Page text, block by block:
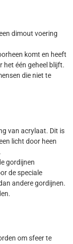
dimout voering
komt en heeft
het één geheel blijft.
die niet te
van acrylaat. Dit is
licht door heen
gordijnen
de speciale
andere gordijnen.
om sfeer te